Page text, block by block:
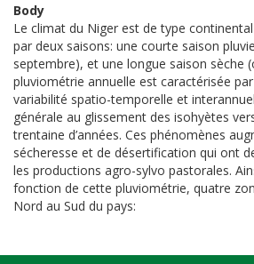
Body
Le climat du Niger est de type
par deux saisons: une courte saison
septembre), et une longue saison sèche
pluviométrie annuelle est caractérisée
variabilité spatio-temporelle et
générale au glissement des isohyètes
trentaine d’années. Ces phénomènes
sécheresse et de désertification qui ont
les productions agro-sylvo pastorales.
fonction de cette pluviométrie, quatre
Nord au Sud du pays: